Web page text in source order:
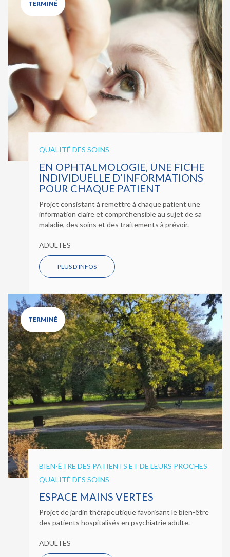
TERMINÉ
QUALITÉ DES SOINS
EN OPHTALMOLOGIE, UNE FICHE
INDIVIDUELLE D’INFORMATIONS
POUR CHAQUE PATIENT
Projet consistant à remettre à chaque patient une
information claire et compréhensible au sujet de sa
maladie, des soins et des traitements à prévoir.
ADULTES
PLUS D'INFOS
TERMINÉ
BIEN-ÊTRE DES PATIENTS ET DE LEURS PROCHES
QUALITÉ DES SOINS
ESPACE MAINS VERTES
Projet de jardin thérapeutique favorisant le bien-être
des patients hospitalisés en psychiatrie adulte.
ADULTES